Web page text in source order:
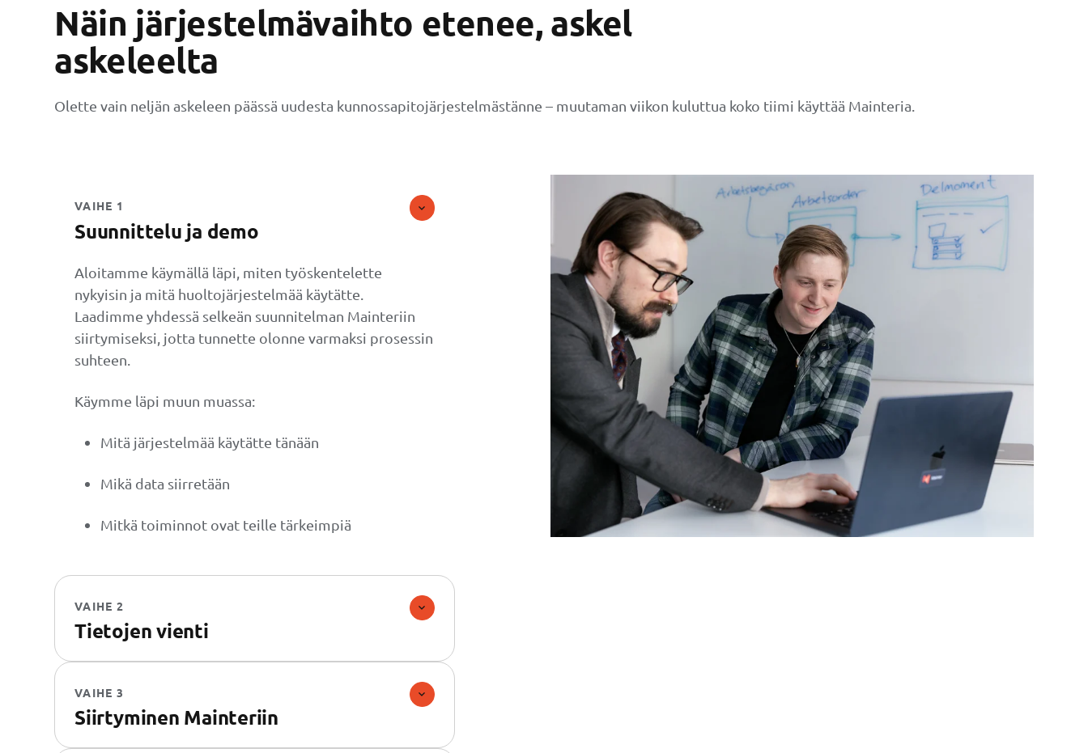
Näin järjestelmävaihto etenee, askel
askeleelta
Olette vain neljän askeleen päässä uudesta kunnossapitojärjestelmästänne – muutaman viikon kuluttua koko tiimi käyttää Mainteria.
VAIHE 1
Suunnittelu ja demo
Aloitamme käymällä läpi, miten työskentelette
nykyisin ja mitä huoltojärjestelmää käytätte.
Laadimme yhdessä selkeän suunnitelman Mainteriin
siirtymiseksi, jotta tunnette olonne varmaksi prosessin
suhteen.
Käymme läpi muun muassa:
Mitä järjestelmää käytätte tänään
Mikä data siirretään
Mitkä toiminnot ovat teille tärkeimpiä
VAIHE 2
Tietojen vienti
VAIHE 3
Siirtyminen Mainteriin